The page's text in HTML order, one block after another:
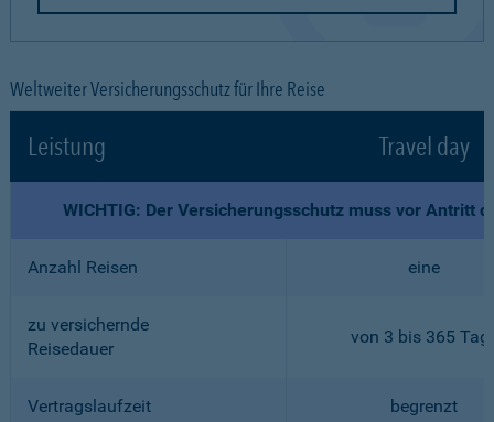
Weltweiter Versicherungsschutz für Ihre Reise
Leistung Travel day
WICHTIG: Der Versicherungsschutz muss vor Antritt
Anzahl Reisen eine
zu versichernde
Reisedauer
von 3 bis 365
Vertragslaufzeit begrenzt